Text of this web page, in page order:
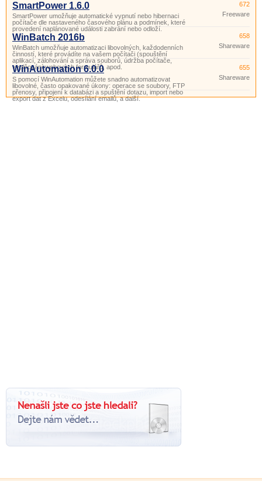
SmartPower 1.6.0
SmartPower umožňuje automatické vypnutí nebo hibernaci
počítače dle nastaveného časového plánu a podmínek, které
provedení naplánované události zabrání nebo odloží.
672
Freeware
WinBatch 2016b
WinBatch umožňuje automatizaci libovolných, každodenních
činností, které provádíte na vašem počítači (spouštění
aplikací, zálohování a správa souborů, údržba počítače,
vyplňování webových formulářů, apod.
658
Shareware
WinAutomation 6.0.0
S pomocí WinAutomation můžete snadno automatizovat
libovolné, často opakované úkony: operace se soubory, FTP
přenosy, připojení k databázi a spuštění dotazu, import nebo
export dat z Excelu, odesílání emailů, a další.
655
Shareware